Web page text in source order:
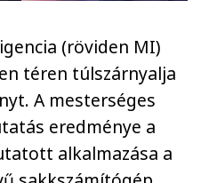
(röviden MI)
téren túlszárnyalja
A mesterséges
eredménye a
alkalmazása a